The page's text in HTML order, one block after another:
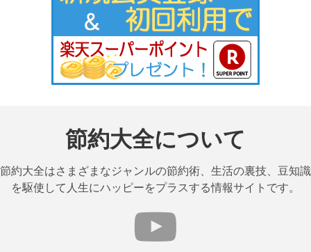
節約大全について
節約大全はさまざまなジャンルの節約術、生活の裏技、豆知識
を駆使して人生にハッピーをプラスする情報サイトです。